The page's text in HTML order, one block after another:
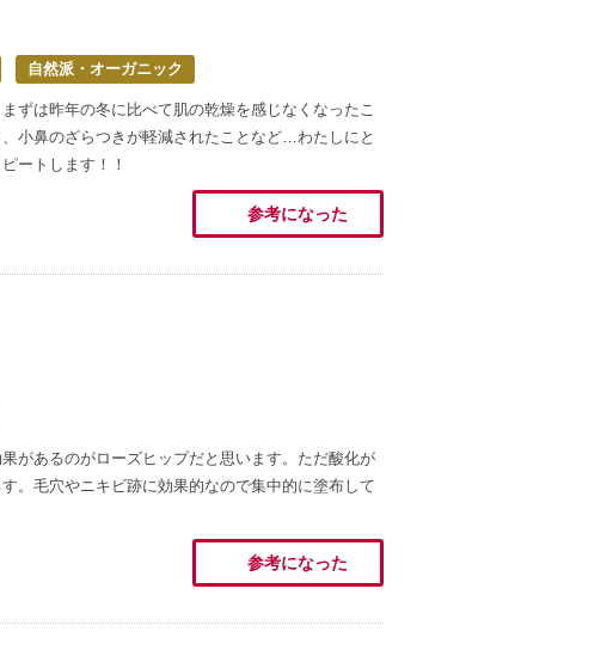
自然派・オーガニック
ずは昨年の冬に比べて肌の乾燥を感じなくなったこ
小鼻のざらつきが軽減されたことなど…わたしにと
ートします！！
参考になった
があるのがローズヒップだと思います。ただ酸化が
。毛穴やニキビ跡に効果的なので集中的に塗布して
参考になった